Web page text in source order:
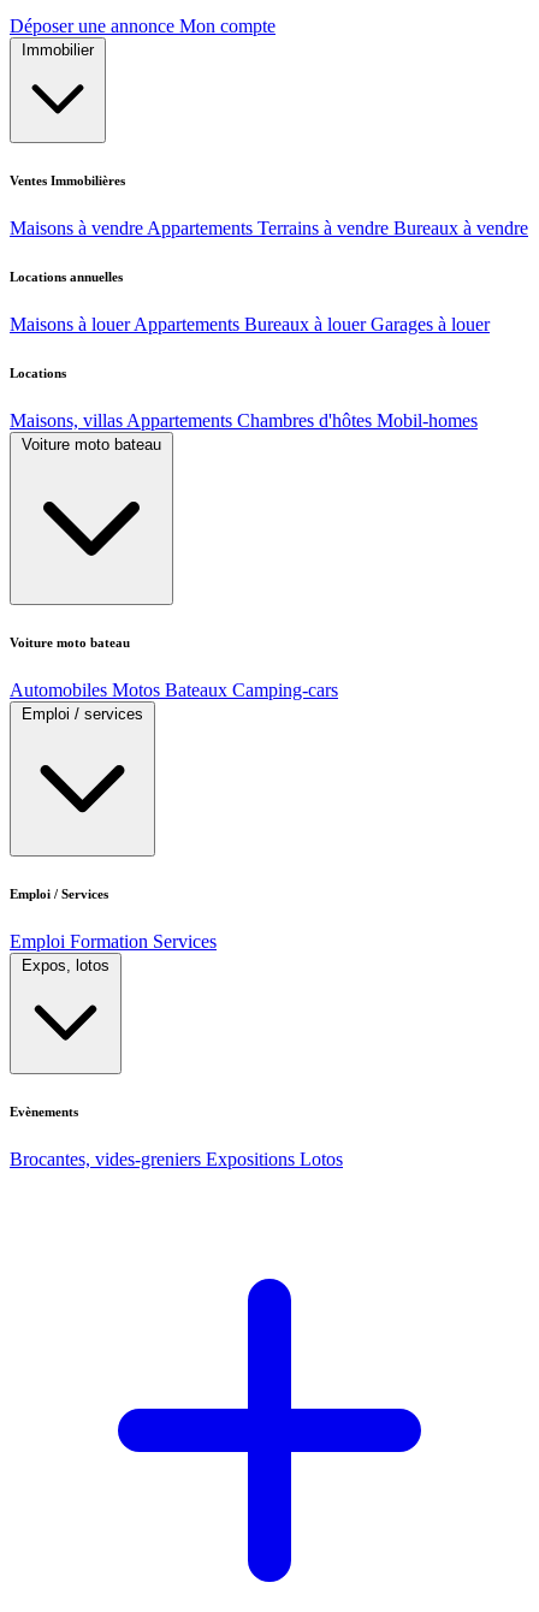
Déposer une annonce Mon compte
Immobilier
Ventes Immobilières
Maisons à vendre Appartements Terrains à vendre Bureaux à vendre
Locations annuelles
Maisons à louer Appartements Bureaux à louer Garages à louer
Locations
Maisons, villas Appartements Chambres d'hôtes Mobil-homes
Voiture moto bateau
Voiture moto bateau
Automobiles Motos Bateaux Camping-cars
Emploi / services
Emploi / Services
Emploi Formation Services
Expos, lotos
Evènements
Brocantes, vides-greniers Expositions Lotos